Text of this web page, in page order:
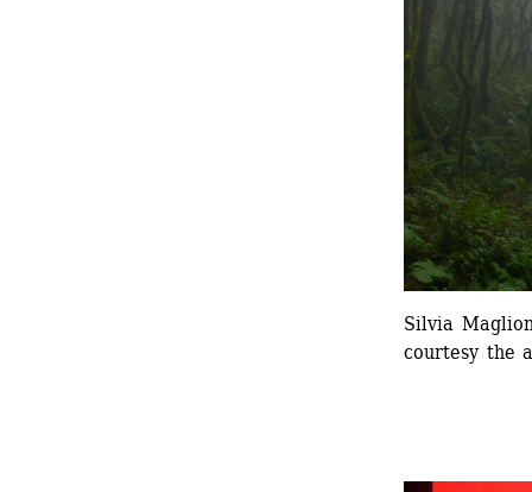
Silvia
courtesy the